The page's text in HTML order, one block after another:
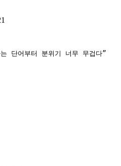
단어부터 분위기 너무 무겁다”